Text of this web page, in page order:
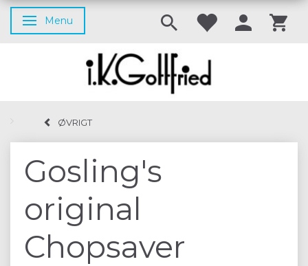
Skifte navigation
Menu
ØVRIGT
Gosling's
original
Chopsaver